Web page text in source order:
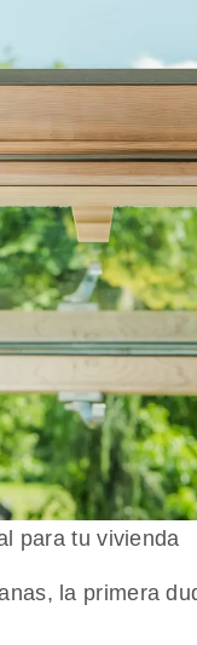
para tu vivienda
la primera